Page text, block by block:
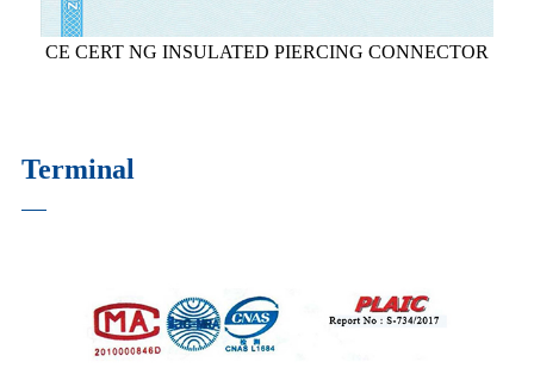
CE CERT NG INSULATED PIERCING CONNECTOR
Terminal